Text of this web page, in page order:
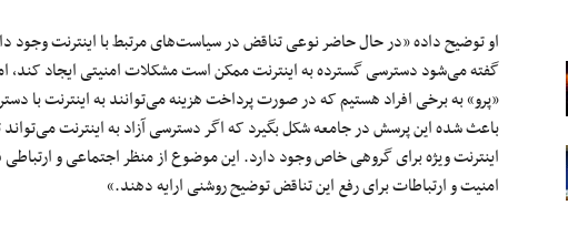
او توضیح داده «در حال حاضر نوعی تناقض در سیاست‌های مرتبط با اینترنت وجود
گفته می‌شود دسترسی گسترده به اینترنت ممکن است مشکلات امنیتی ایجاد کند،
«پرو» به برخی افراد هستیم که در صورت پرداخت هزینه می‌توانند به اینترنت با
باعث شده این پرسش در جامعه شکل بگیرد که اگر دسترسی آزاد به اینترنت می‌تواند
اینترنت ویژه برای گروهی خاص وجود دارد. این موضوع از منظر اجتماعی و
امنیت و ارتباطات برای رفع این تناقض توضیح روشنی ارایه دهند.»